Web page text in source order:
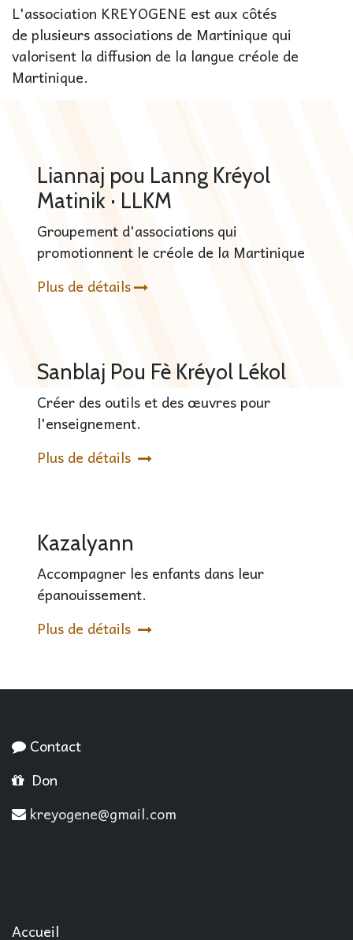
L'association KREYOGENE est aux côtés
de plusieurs associations de Martinique qui
valorisent la diffusion de la langue créole de
Martinique.
Liannaj pou Lanng Kréyol
Matinik · LLKM
Groupement d'associations qui
promotionnent le créole de la Martinique
Plus de détails
Sanblaj Pou Fè Kréyol Lékol
Créer des outils et des œuvres pour
l'enseignement.
Plus de détails
Kazalyann
Accompagner les enfants dans leur
épanouissement.
Plus de détails
Contact
Don
kreyogene@gmail.com
Accueil